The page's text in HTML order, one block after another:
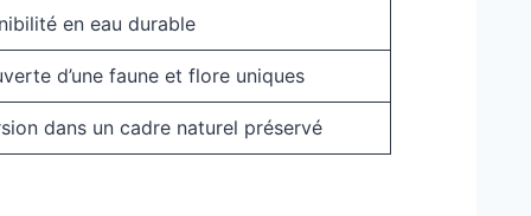
en eau durable
d’une faune et flore uniques
dans un cadre naturel préservé